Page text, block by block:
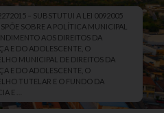
– SUBSTUTUI A LEI 0092005
SOBRE A POLÍTICA MUNICIPAL
AOS DIREITOS DA
E DO ADOLESCENTE, O
MUNICIPAL DE DIREITOS DA
E DO ADOLESCENTE, O
TUTELAR E O FUNDO DA
E …